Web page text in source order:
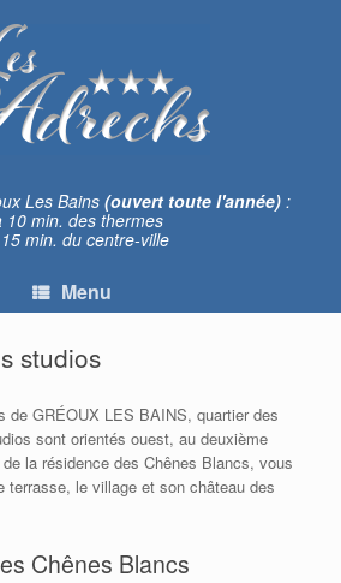
Les Bains (ouvert toute l'année):
10 min. des thermes
min. du centre-ville
Menu
studios
de GRÉOUX LES BAINS, quartier des
sont orientés ouest, au deuxième
la résidence des Chênes Blancs, vous
terrasse, le village et son château des
Chênes Blancs